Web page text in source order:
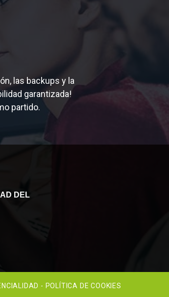
las backups y la
garantizada!
partido.
DEL
POLÍTICA DE COOKIES